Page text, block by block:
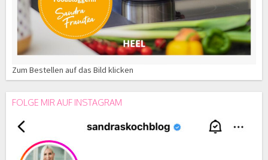
Zum Bestellen auf das Bild klicken
FOLGE MIR AUF INSTAGRAM